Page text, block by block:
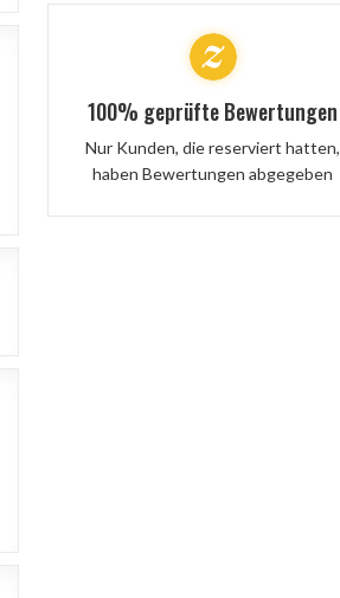
100% geprüfte Bewertungen
Nur Kunden, die reserviert hatten,
haben Bewertungen abgegeben